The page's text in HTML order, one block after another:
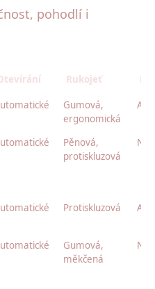
pohodlí i
Rukojeť
Gumová,
ergonomická
Ano
Pěnová,
protiskluzová
Ne
Protiskluzová Ano
Gumová,
měkčená
Ne